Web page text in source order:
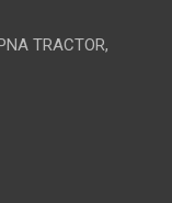
TRACTOR,